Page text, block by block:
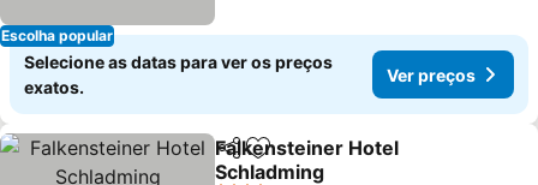
Escolha popular
Selecione as datas para ver os preços
exatos.
Ver preços
PartilharAdicionar aos favoritos
Falkensteiner Hotel
Schladming